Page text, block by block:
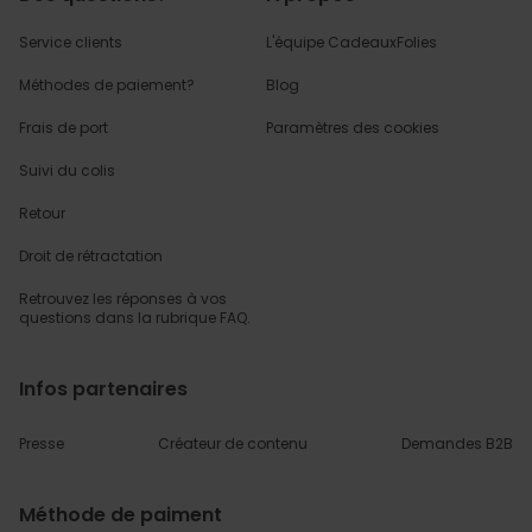
Service clients
Méthodes de paiement?
Frais de port
Suivi du colis
Retour
Droit de rétractation
Retrouvez les réponses à vos
questions dans la rubrique FAQ.
L'équipe CadeauxFolies
Blog
Paramètres des cookies
Infos partenaires
Presse Créateur de contenu Demandes B2B
Méthode de paiment